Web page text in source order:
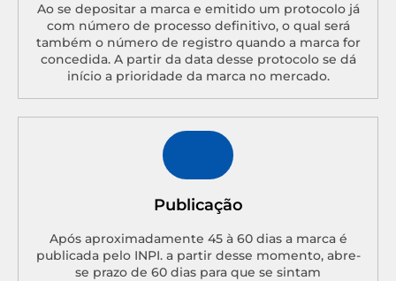
Ao se depositar a marca e emitido um protocolo já
com número de processo definitivo, o qual será
também o número de registro quando a marca for
concedida. A partir da data desse protocolo se dá
início a prioridade da marca no mercado.
Publicação
Após aproximadamente 45 à 60 dias a marca é
publicada pelo INPI. a partir desse momento, abre-
se prazo de 60 dias para que se sintam